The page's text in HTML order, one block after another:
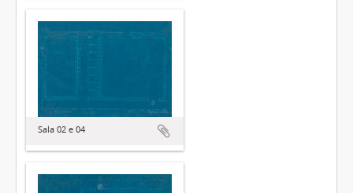
Sala 02 e 04